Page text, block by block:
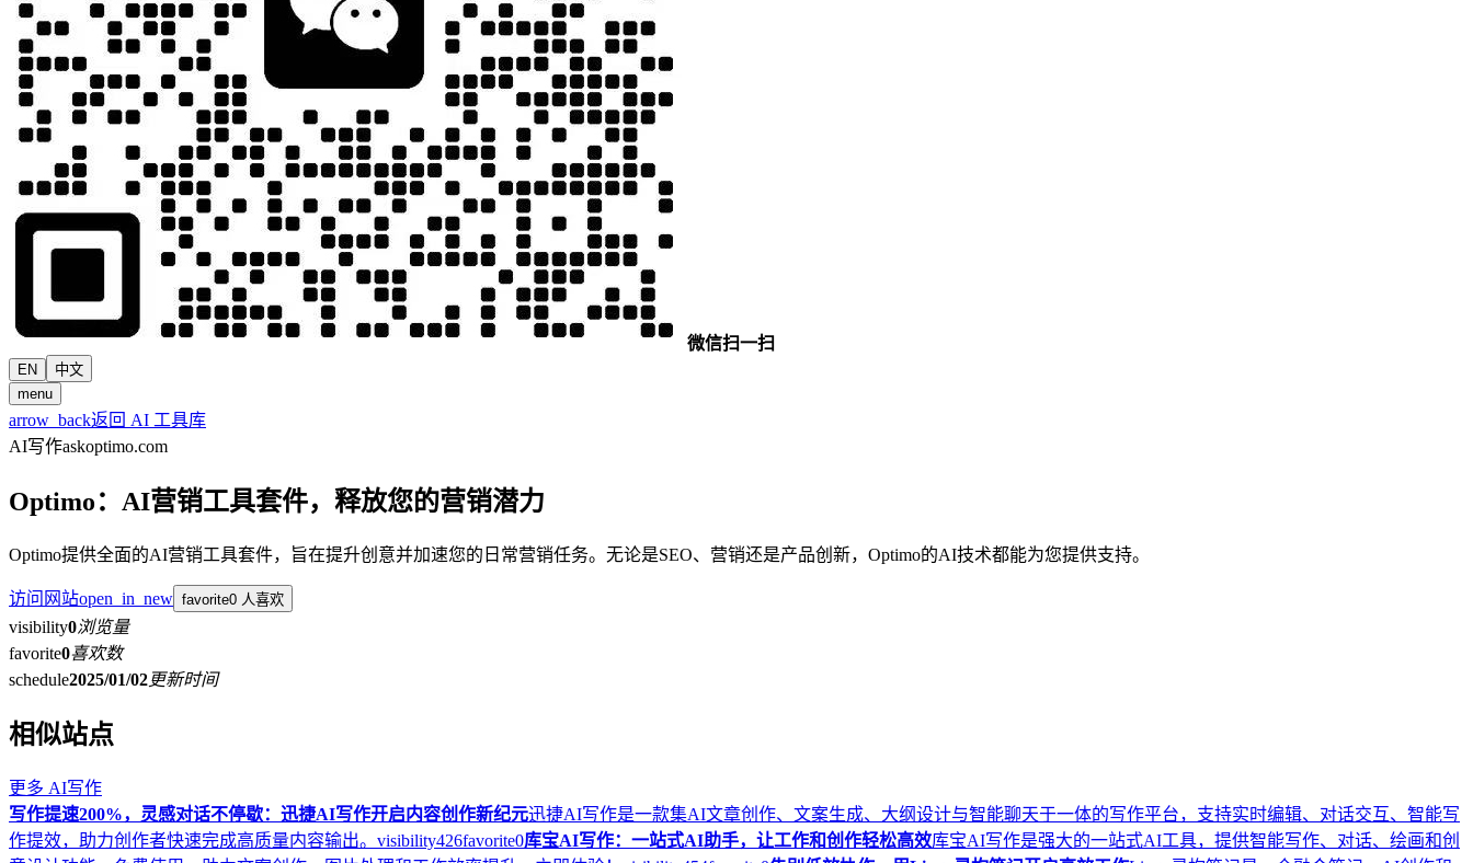
微信扫一扫
EN
中文
menu
arrow_back返回 AI 工具库
AI写作askoptimo.com
Optimo：AI营销工具套件，释放您的营销潜力
Optimo提供全面的AI营销工具套件，旨在提升创意并加速您的日常营销任务。无论是SEO、营销还是产品创新，Optimo的AI技术都能为您提供支持。
访问网站open_in_new favorite0 人喜欢
visibility0浏览量
favorite0喜欢数
schedule2025/01/02更新时间
相似站点
更多 AI写作
写作提速200%，灵感对话不停歇：迅捷AI写作开启内容创作新纪元迅捷AI写作是一款集AI文章创作、文案生成、大纲设计与智能聊天于一体的写作平台，支持实时编辑、对话交互、智能写
作提效，助力创作者快速完成高质量内容输出。 visibility426favorite0库宝AI写作：一站式AI助手，让工作和创作轻松高效库宝AI写作是强大的一站式AI工具，提供智能写作、对话、绘画和创